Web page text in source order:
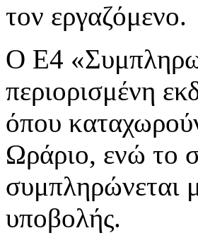
τον εργαζόμενο.
Ο Ε4
περιορισμένη
όπου
Ωράριο, ενώ το
συμπληρώνεται
υποβολής.